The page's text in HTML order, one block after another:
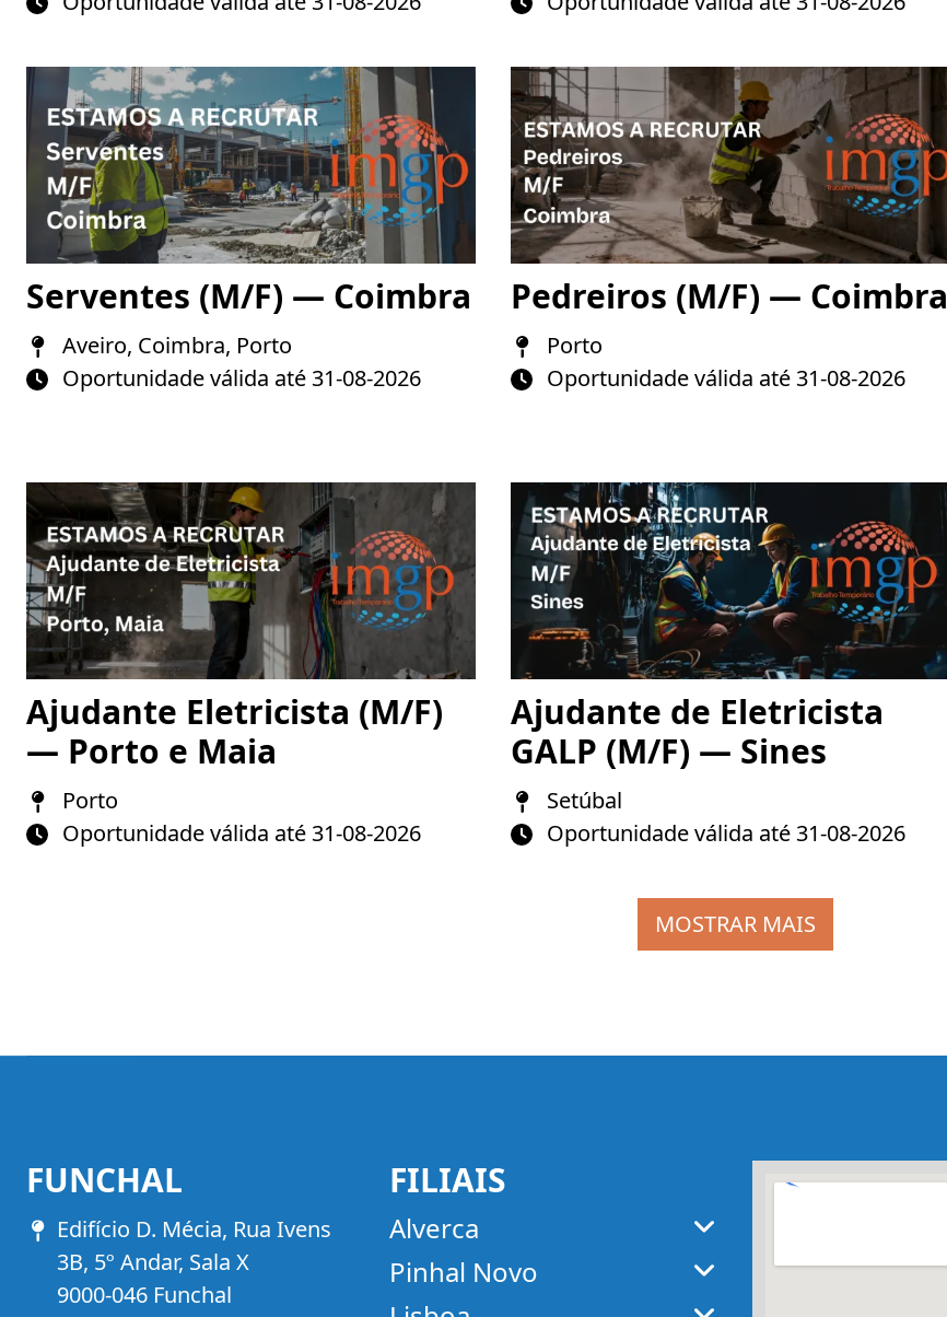
Serventes (M/F) — Coimbra
Aveiro, Coimbra, Porto
Oportunidade válida até 31-08-2026
Pedreiros (M/F) — Coimbra
Porto
Oportunidade válida até 31-08-2026
Ajudante Eletricista (M/F)
— Porto e Maia
Porto
Oportunidade válida até 31-08-2026
Ajudante de Eletricista
GALP (M/F) — Sines
Setúbal
Oportunidade válida até 31-08-2026
MOSTRAR MAIS
FUNCHAL
Morada
Edifício D. Mécia, Rua Ivens
3B, 5º Andar, Sala X
9000-046 Funchal
FILIAIS
Alverca
Pinhal Novo
Mapa